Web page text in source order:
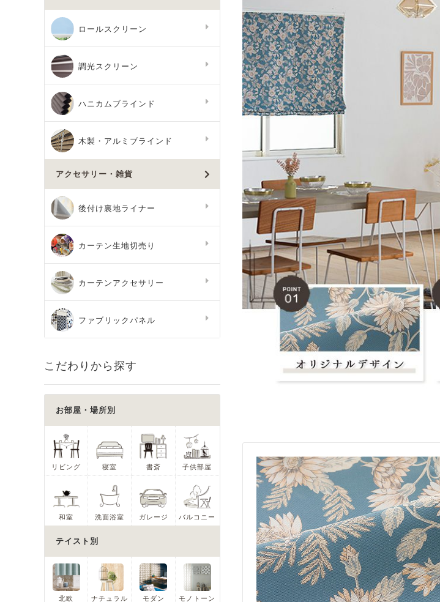
ロールスクリーン
調光スクリーン
ハニカムブラインド
木製・アルミブラインド
アクセサリー・雑貨
後付け裏地ライナー
カーテン生地切売り
カーテンアクセサリー
ファブリックパネル
こだわりから探す
お部屋・場所別
リビング 寝室 書斎 子供部屋
和室 洗面浴室 ガレージ バルコニー
テイスト別
北欧 ナチュラル モダン モノトーン